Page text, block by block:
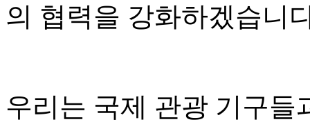
의 협력을 강화하겠습니
우리는 국제 관광 기구들